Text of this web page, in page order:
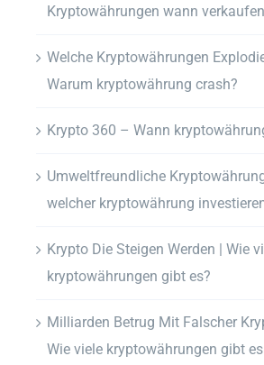
Kryptowährungen wann
Welche Kryptowährungen
Warum kryptowährung crash?
Krypto 360 – Wann
Umweltfreundliche
welcher kryptowährung
Krypto Die Steigen Werden | Wie
kryptowährungen gibt es?
Milliarden Betrug Mit Falscher
Wie viele kryptowährungen gibt